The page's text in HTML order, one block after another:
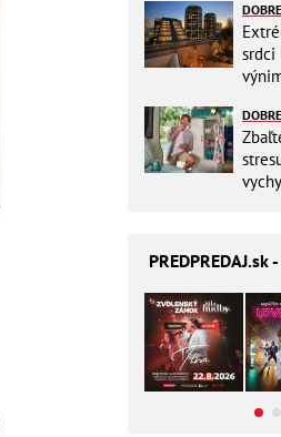
srdci
PREDPREDAJ.sk